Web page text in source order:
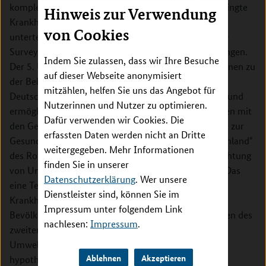
Hinweis zur Verwendung
von Cookies
Indem Sie zulassen, dass wir Ihre Besuche
auf dieser Webseite anonymisiert
mitzählen, helfen Sie uns das Angebot für
Nutzerinnen und Nutzer zu optimieren.
Dafür verwenden wir Cookies. Die
erfassten Daten werden nicht an Dritte
weitergegeben. Mehr Informationen
finden Sie in unserer
Datenschutzerklärung. Wer unsere
Dienstleister sind, können Sie im
Impressum unter folgendem Link
nachlesen: Impressum.
Ablehnen Akzeptieren
komplementär ergänzende Teilprojekte „Umweltbedingte
Krankheitslasten" und „Gesundheitliche Parameter"
unterteilt. Für beide gelten die Daten des 5. Umwelt-
Surveys als Grundlage für die geplanten Untersuchungen.
Der 5. Umweltsurvey wird repräsentative Informationen zu
der Belastungssituation der 3- bis 17- Jährigen in
Deutschland gegenüber Umweltschadstoffen liefern und
ermöglicht durch die Verknüpfung der Individualdaten mit
den Gesundheitsdaten aus der KiGGS Studie ("Studie zur
Gesundheit von Kindern und Jugendlichen in Deutschland"
des Robert-Koch-Instituts) eine gemeinsame Betrachtung
von Umweltschadstoffen und Gesundheitseffekten. Das
eine Teilprojekt hat das Ziel, die umweltbedingten
Krankheitslasten anhand von Indikatoren der
Bevölkerungsgesundheit zu quantifizieren. Im Rahmen des
zweiten Teilprojektes sollen Assoziationen zwischen
Umweltschadstoffen und Gesundheitsendpunkten,
hypothesengeleitet, statistisch ausgewertet und